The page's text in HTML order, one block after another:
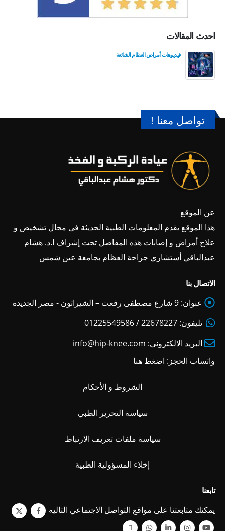
احدث المقالات
فيديوهات أمراض العظام الشائعة
تواصل معنا !
عن الموقع
هذا الموقع يقدم المعلومات الطبية الحديثة فى مجال تشخيص و
علاج أمراض و إصابات هذه المفاصل تحت إشراف ا.د. هشام
عبدالباقي أستشاري جراحة العظام بجامعة عين شمس
الاتصال بنا
عنوان: 9 شارع مصطفى رفعت – الشيراتون - مصر الجديدة
تليفون: 22678227 / 01225549586
البريد الالكتروني: info@hip-knee.com
واتساب الحجز: اضغط هنا
الشروط و الأحكام
سياسة التحرير الطبي
سياسة ملفات تعريف الارتباط
إخلاء المسؤولية الطبية
تابعنا
يمكنك متابعتنا على مواقع التواصل الاجتماعي التاليه